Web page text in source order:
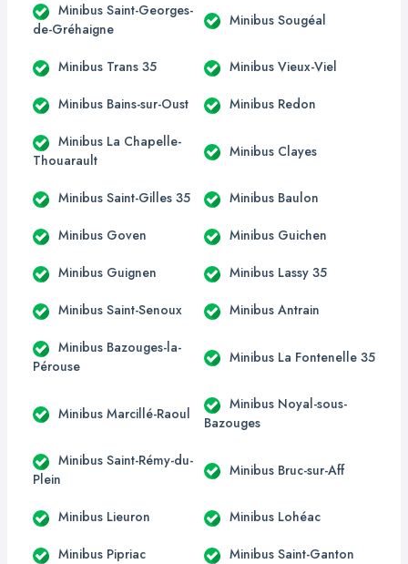
Minibus Saint-Georges-
de-Gréhaigne
Minibus Sougéal
Minibus Trans 35 Minibus Vieux-Viel
Minibus Bains-sur-Oust Minibus Redon
Minibus La Chapelle-
Thouarault
Minibus Clayes
Minibus Saint-Gilles 35 Minibus Baulon
Minibus Goven Minibus Guichen
Minibus Guignen Minibus Lassy 35
Minibus Saint-Senoux Minibus Antrain
Minibus Bazouges-la-
Pérouse
Minibus La Fontenelle 35
Minibus Marcillé-Raoul
Minibus Noyal-sous-
Bazouges
Minibus Saint-Rémy-du-
Plein
Minibus Bruc-sur-Aff
Minibus Lieuron Minibus Lohéac
Minibus Pipriac Minibus Saint-Ganton